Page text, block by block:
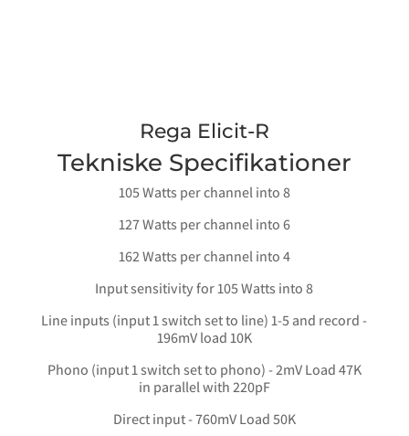
Rega Elicit-R
Tekniske Specifikationer
105 Watts per channel into 8
127 Watts per channel into 6
162 Watts per channel into 4
Input sensitivity for 105 Watts into 8
Line inputs (input 1 switch set to line) 1-5 and record -
196mV load 10K
Phono (input 1 switch set to phono) - 2mV Load 47K
in parallel with 220pF
Direct input - 760mV Load 50K